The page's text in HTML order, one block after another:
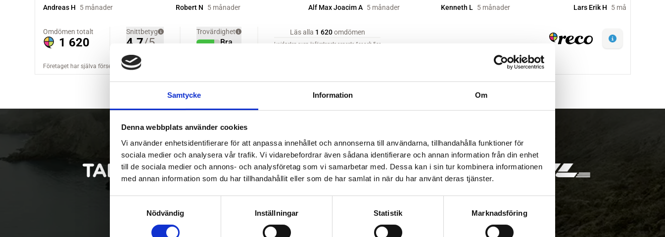
Samtycke Information Om
Denna webbplats använder cookies
Vi använder enhetsidentifierare för att anpassa innehållet och annonserna till användarna, tillhandahålla funktioner för
sociala medier och analysera vår trafik. Vi vidarebefordrar även sådana identifierare och annan information från din enhet
till de sociala medier och annons- och analysföretag som vi samarbetar med. Dessa kan i sin tur kombinera informationen
med annan information som du har tillhandahållit eller som de har samlat in när du har använt deras tjänster.
Nödvändig Inställningar Statistik Marknadsföring
Betala säkert || Snabba leveranser || Hämta på lagret med/utan montering